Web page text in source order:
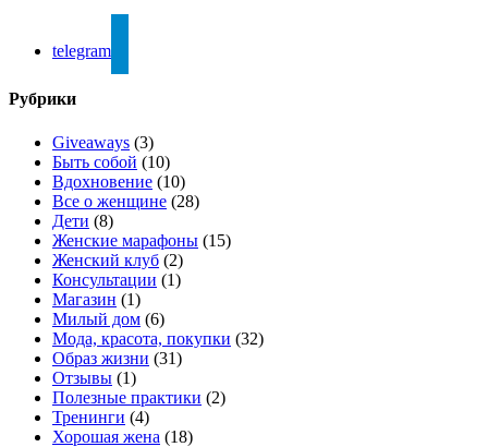
telegram
Рубрики
Giveaways (3)
Быть собой (10)
Вдохновение (10)
Все о женщине (28)
Дети (8)
Женские марафоны (15)
Женский клуб (2)
Консультации (1)
Магазин (1)
Милый дом (6)
Мода, красота, покупки (32)
Образ жизни (31)
Отзывы (1)
Полезные практики (2)
Тренинги (4)
Хорошая жена (18)